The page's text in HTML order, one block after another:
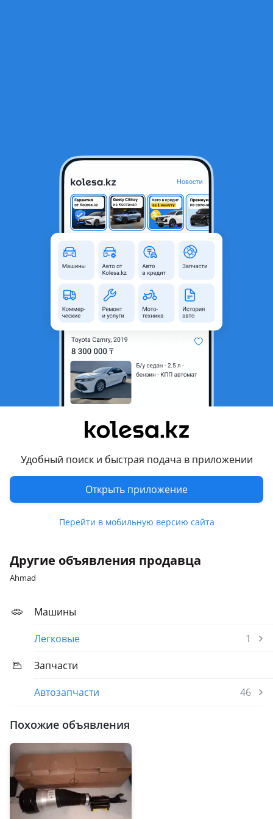
Удобный поиск и быстрая подача в приложении
Открыть приложение
Перейти в мобильную версию сайта
S 222 6.3 AMG задний бампер оригинал
Алматы, Алматинская
область
Б/y
Оригинальность
Оригинал
Подходит на авто
Mercedes-Benz S 350
Mercedes-Benz S 400
Mercedes-Benz S 63 AMG
Задний бампер S 222 6.3 Амг в оригинале целый без
трещин и варок, состояние отличное на фото это этот
бампер.
Другие объявления продавца
Ahmad
Машины
Легковые
1
Запчасти
Автозапчасти
46
Похожие объявления